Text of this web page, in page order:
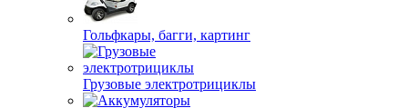
Гольфкары, багги, картинг
Грузовые электротрициклы